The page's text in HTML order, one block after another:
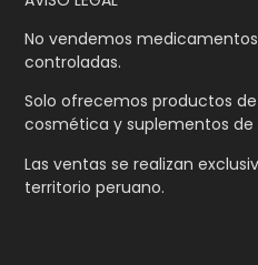
No vendemos
controladas.
Solo ofrecemos productos
cosmética y suplementos de
Las ventas se realizan
territorio peruano.